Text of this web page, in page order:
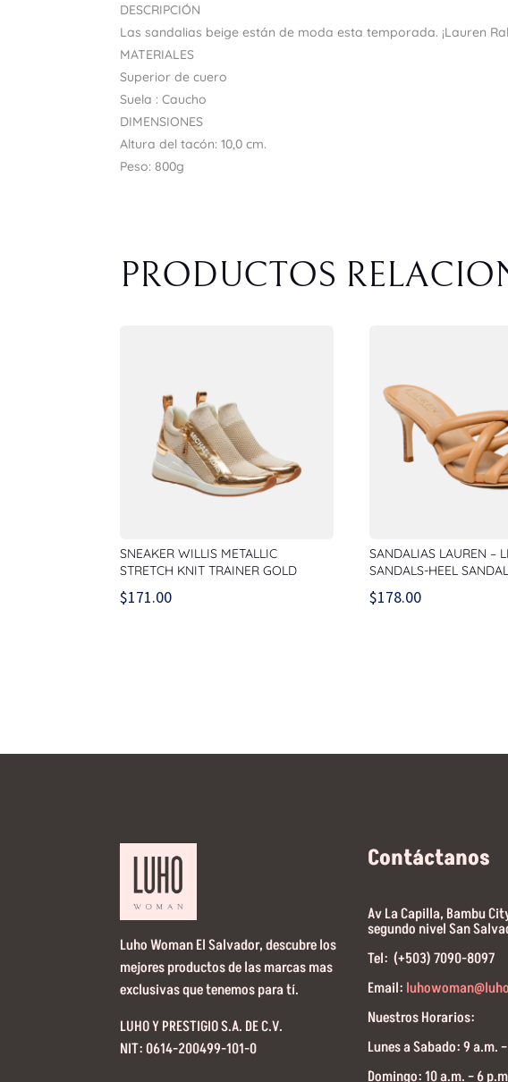
DESCRIPCIÓN
Las sandalias beige están de moda esta temporada. ¡Lauren
MATERIALES
Superior de cuero
Suela : Caucho
DIMENSIONES
Altura del tacón: 10,0 cm.
Peso: 800g
PRODUCTOS
SNEAKER WILLIS METALLIC
STRETCH KNIT TRAINER GOLD
$171.00
SANDALIAS LAUREN –
SANDALS-HEEL
$178.00
Luho Woman El Salvador, descubre los
mejores productos de las marcas mas
exclusivas que tenemos para tí.
LUHO Y PRESTIGIO S.A. DE C.V.
NIT: 0614-200499-101-0
Contáctanos
Av La Capilla, Bambu
segundo nivel San
Tel: (+503) 7090-8097
Email:
Nuestros Horarios:
Lunes a Sabado: 9 a.m.
Domingo: 10 a.m. – 6